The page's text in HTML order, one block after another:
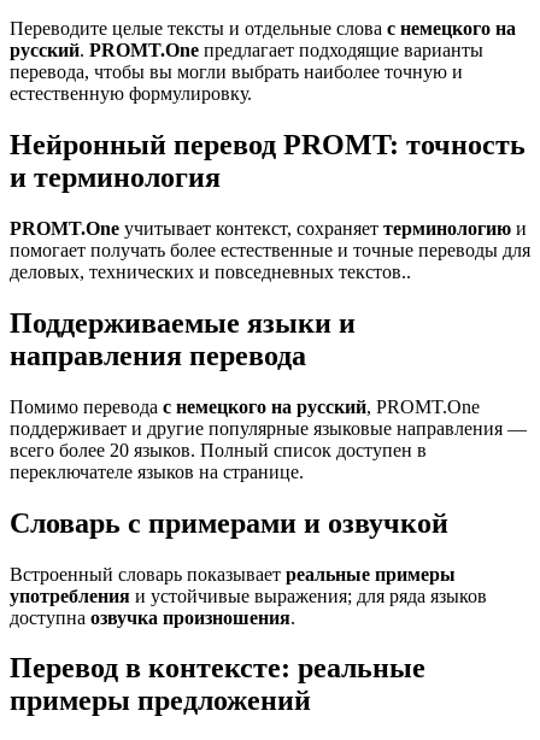
Переводите целые тексты и отдельные слова с немецкого на
русский. PROMT.One предлагает подходящие варианты
перевода, чтобы вы могли выбрать наиболее точную и
естественную формулировку.
Нейронный перевод PROMT: точность
и терминология
PROMT.One учитывает контекст, сохраняет терминологию и
помогает получать более естественные и точные переводы для
деловых, технических и повседневных текстов..
Поддерживаемые языки и
направления перевода
Помимо перевода с немецкого на русский, PROMT.One
поддерживает и другие популярные языковые направления —
всего более 20 языков. Полный список доступен в
переключателе языков на странице.
Словарь с примерами и озвучкой
Встроенный словарь показывает реальные примеры
употребления и устойчивые выражения; для ряда языков
доступна озвучка произношения.
Перевод в контексте: реальные
примеры предложений